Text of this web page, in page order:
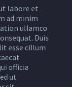
labore et
ad minim
ullamco
Duis
esse cillum
officia
ut